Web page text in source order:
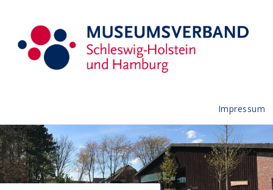
Impressum